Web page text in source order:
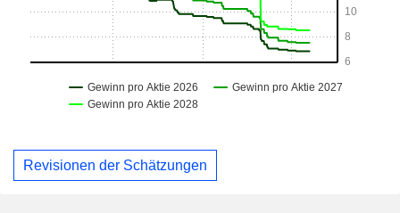
Revisionen der Schätzungen